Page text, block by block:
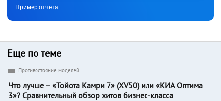
Пример отчета
Еще по теме
Противостояние моделей
Что лучше – «Тойота Камри 7» (XV50) или «КИА Оптима
3»? Сравнительный обзор хитов бизнес-класса